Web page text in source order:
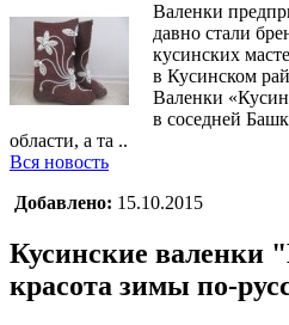
Валенки
давно стали
кусинских
в Кусинском
Валенки
в соседней
области, а та ..
Вся новость
Добавлено: 15.10.2015
Кусинские валенки
красота зимы по-